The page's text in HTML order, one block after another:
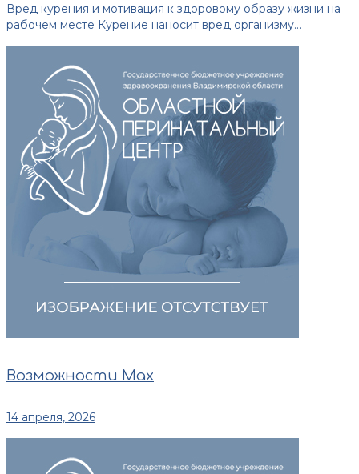
Вред курения и мотивация к здоровому образу жизни на
рабочем месте Курение наносит вред организму...
Возможности Max
14 апреля, 2026